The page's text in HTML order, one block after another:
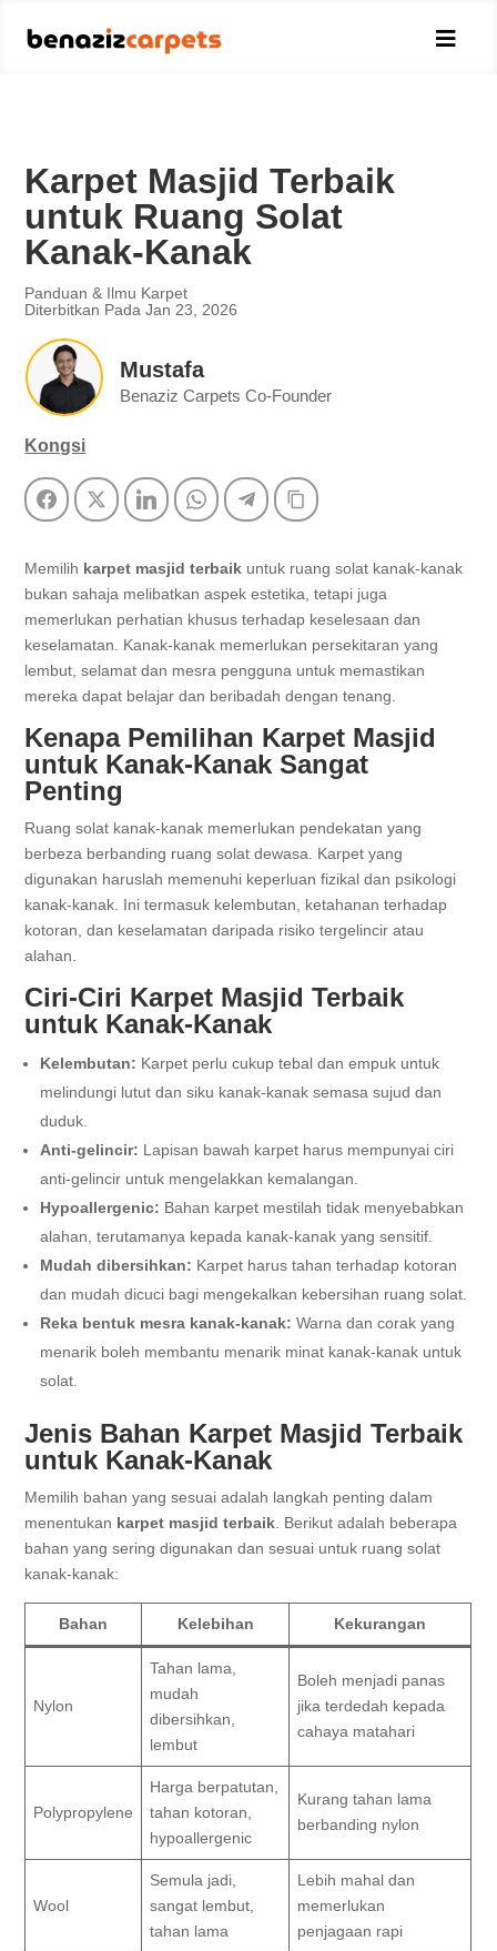

Karpet Masjid Terbaik
untuk Ruang Solat
Kanak-Kanak
Panduan & Ilmu Karpet
Diterbitkan Pada Jan 23, 2026
Mustafa
Benaziz Carpets Co-Founder
Kongsi
FacebookTwitter LinkedInWhatsAppTelegramCopy Link
Memilih karpet masjid terbaik untuk ruang solat kanak-kanak
bukan sahaja melibatkan aspek estetika, tetapi juga
memerlukan perhatian khusus terhadap keselesaan dan
keselamatan. Kanak-kanak memerlukan persekitaran yang
lembut, selamat dan mesra pengguna untuk memastikan
mereka dapat belajar dan beribadah dengan tenang.
Kenapa Pemilihan Karpet Masjid
untuk Kanak-Kanak Sangat
Penting
Ruang solat kanak-kanak memerlukan pendekatan yang
berbeza berbanding ruang solat dewasa. Karpet yang
digunakan haruslah memenuhi keperluan fizikal dan psikologi
kanak-kanak. Ini termasuk kelembutan, ketahanan terhadap
kotoran, dan keselamatan daripada risiko tergelincir atau
alahan.
Ciri-Ciri Karpet Masjid Terbaik
untuk Kanak-Kanak
Kelembutan: Karpet perlu cukup tebal dan empuk untuk
melindungi lutut dan siku kanak-kanak semasa sujud dan
duduk.
Anti-gelincir: Lapisan bawah karpet harus mempunyai ciri
anti-gelincir untuk mengelakkan kemalangan.
Hypoallergenic: Bahan karpet mestilah tidak menyebabkan
alahan, terutamanya kepada kanak-kanak yang sensitif.
Mudah dibersihkan: Karpet harus tahan terhadap kotoran
dan mudah dicuci bagi mengekalkan kebersihan ruang solat.
Reka bentuk mesra kanak-kanak: Warna dan corak yang
menarik boleh membantu menarik minat kanak-kanak untuk
solat.
Jenis Bahan Karpet Masjid Terbaik
untuk Kanak-Kanak
Memilih bahan yang sesuai adalah langkah penting dalam
menentukan karpet masjid terbaik . Berikut adalah beberapa
bahan yang sering digunakan dan sesuai untuk ruang solat
kanak-kanak:
Bahan Kelebihan Kekurangan
Nylon
Tahan lama,
mudah
dibersihkan,
lembut
Boleh menjadi panas
jika terdedah kepada
cahaya matahari
Polypropylene
Harga berpatutan,
tahan kotoran,
hypoallergenic
Kurang tahan lama
berbanding nylon
Wool
Semula jadi,
sangat lembut,
tahan lama
Lebih mahal dan
memerlukan
penjagaan rapi